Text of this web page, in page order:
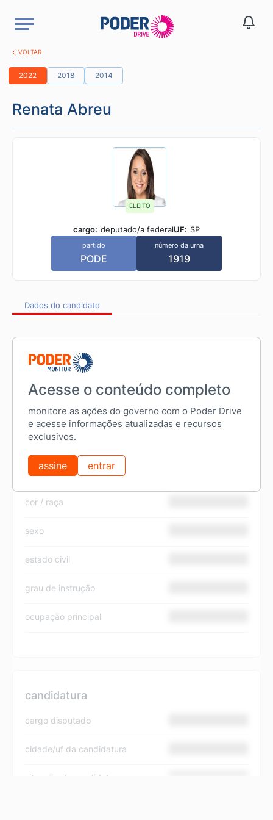
VOLTAR
2022 2018 2014
Renata Abreu
ELEITO
cargo: deputado/a federalUF: SP
partido
PODE
número da urna
1919
Dados do candidato
dados civis
nome completo
data de nascimento
nacionalidade
cor / raça
sexo
estado civil
grau de instrução
ocupação principal
candidatura
cargo disputado
cidade/uf da candidatura
situação da candidatura
Acesse o conteúdo completo
monitore as ações do governo com o Poder Drive
e acesse informações atualizadas e recursos
exclusivos.
assine entrar